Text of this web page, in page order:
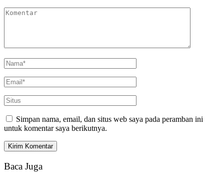
Simpan nama, email, dan situs web saya pada peramban ini
untuk komentar saya berikutnya.
Baca Juga